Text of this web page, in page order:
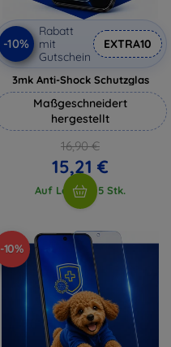
-10%
Rabatt
mit
Gutschein
EXTRA10
3mk Anti-Shock Schutzglas
Maßgeschneidert
hergestellt
16,90 €
15,21 €
Auf Lager > 5 Stk.
-10%